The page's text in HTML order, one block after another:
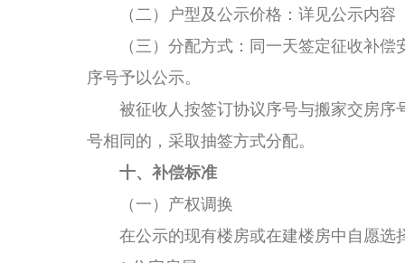
（二）户型及公示价格：详见公示内
（三）分配方式： 同一天签定征收补
序号予以公示。
被征收人按签订协议序号与搬家交房
号相同的，采取抽签方式分配。
十、补偿标准
（一）产权调换
在公示的现有楼房或在建楼房中自愿